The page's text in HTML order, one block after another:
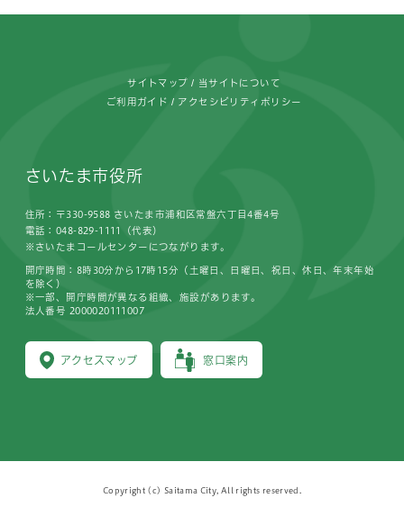
サイトマップ 当サイトについて
ご利用ガイド アクセシビリティポリシー
さいたま市役所
住所：〒330-9588 さいたま市浦和区常盤六丁目4番4号
電話：048-829-1111（代表）
※さいたまコールセンターにつながります。
アクセスマップ 窓口案内
開庁時間：8時30分から17時15分（土曜日、日曜日、祝日、休日、年末年始
を除く）
※一部、開庁時間が異なる組織、施設があります。
法人番号 2000020111007
Copyright (c) Saitama City, All rights reserved.